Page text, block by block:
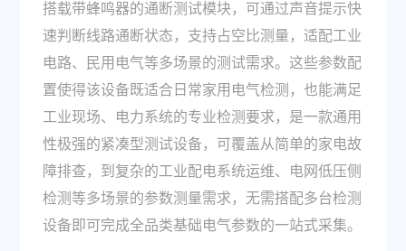
搭载带蜂鸣器的通断测试模块，可通过声音提示快
速判断线路通断状态，支持占空比测量，适配工业
电路、民用电气等多场景的测试需求。这些参数配
置使得该设备既适合日常家用电气检测，也能满足
工业现场、电力系统的专业检测要求，是一款通用
性极强的紧凑型测试设备，可覆盖从简单的家电故
障排查，到复杂的工业配电系统运维、电网低压侧
检测等多场景的参数测量需求，无需搭配多台检测
设备即可完成全品类基础电气参数的一站式采集。